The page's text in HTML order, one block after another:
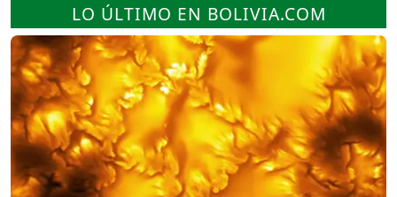
LO ÚLTIMO EN BOLIVIA.COM